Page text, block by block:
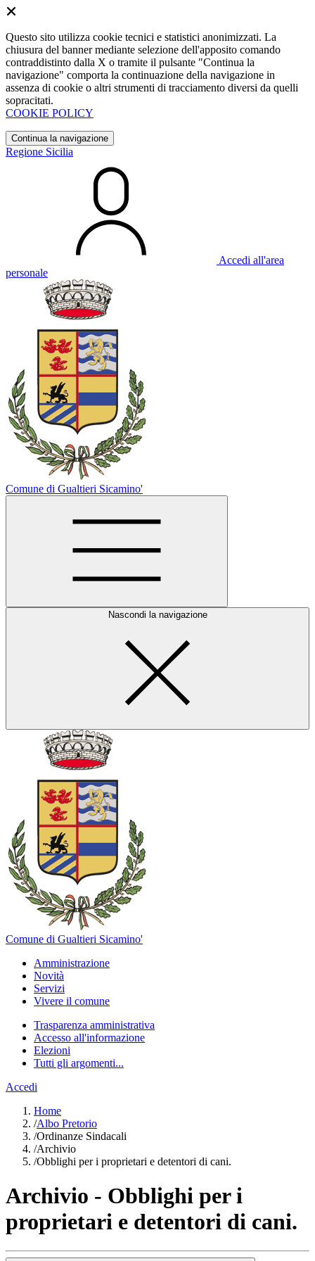
Questo sito utilizza cookie tecnici e statistici anonimizzati. La
chiusura del banner mediante selezione dell'apposito comando
contraddistinto dalla X o tramite il pulsante "Continua la
navigazione" comporta la continuazione della navigazione in
assenza di cookie o altri strumenti di tracciamento diversi da quelli
sopracitati.
COOKIE POLICY
Continua la navigazione
Regione Sicilia
Accedi all'area
personale
Comune di Gualtieri Sicamino'
Nascondi la navigazione
Comune di Gualtieri Sicamino'
Amministrazione
Novità
Servizi
Vivere il comune
Trasparenza amministrativa
Accesso all'informazione
Elezioni
Tutti gli argomenti...
Accedi
Home
/Albo Pretorio
/Ordinanze Sindacali
/Archivio
/Obblighi per i proprietari e detentori di cani.
Archivio - Obblighi per i
proprietari e detentori di cani.